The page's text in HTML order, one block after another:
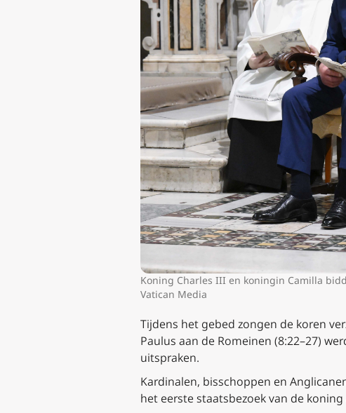
Koning Charles III en koningin Camilla
Vatican Media
Tijdens het gebed zongen de koren
Paulus aan de Romeinen (8:22–27)
uitspraken.
Kardinalen, bisschoppen en
het eerste staatsbezoek van de